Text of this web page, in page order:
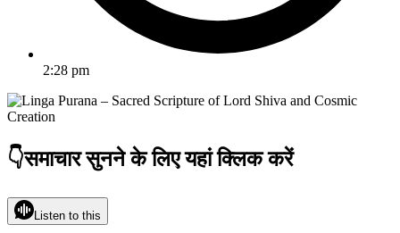
2:28 pm
👇समाचार सुनने के लिए यहां क्लिक करें
Listen to this